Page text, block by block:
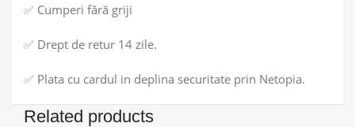
✅ Cumperi fără griji
✅ Drept de retur 14 zile.
✅ Plata cu cardul in deplina securitate prin Netopia.
Related products